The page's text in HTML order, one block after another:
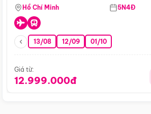
Hồ Chí Minh 5N4Đ
13/08 12/09 01/10
Giá từ:
12.999.000đ